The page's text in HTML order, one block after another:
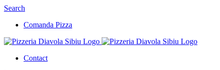
Search
Comanda Pizza
Contact